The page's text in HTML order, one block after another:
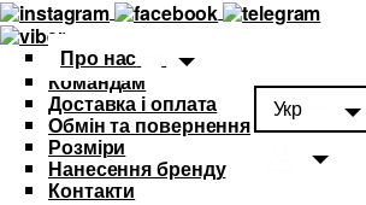
Про нас
Командам
Доставка і оплата
Обмін та повернення
Розміри
Нанесення бренду
Контакти
Укр